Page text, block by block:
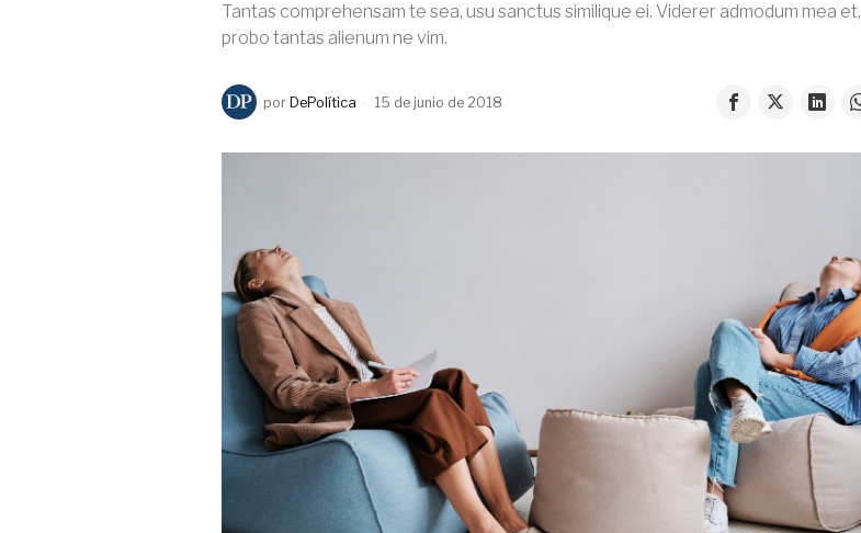
Tantas comprehensam te sea, usu sanctus similique ei. Viderer admodum mea et,
probo tantas alienum ne vim.
por DePolítica 15 de junio de 2018